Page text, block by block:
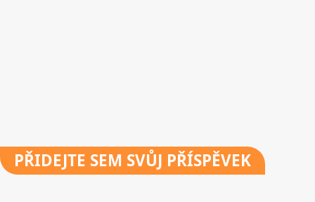
PŘIDEJTE SEM SVŮJ PŘÍSPĚVEK